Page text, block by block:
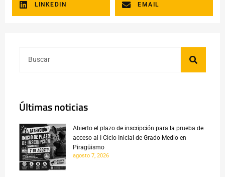
LINKEDIN EMAIL
Últimas noticias
Abierto el plazo de inscripción para la prueba de
acceso al I Ciclo Inicial de Grado Medio en
Piragüismo
agosto 7, 2026